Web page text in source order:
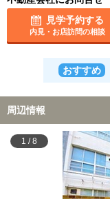
見学予約する
内見・お店訪問の相談
おすすめ
周辺情報
1 /8